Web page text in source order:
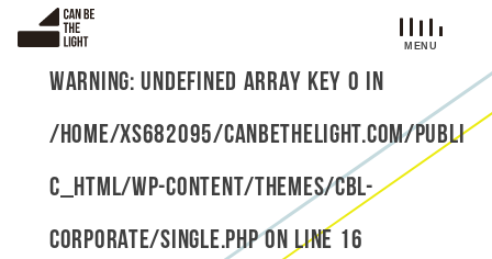
Warning: Undefined array key 0 in
/home/xs682095/canbethelight.com/publi
c_html/wp-content/themes/cbl-
corporate/single.phpon line16